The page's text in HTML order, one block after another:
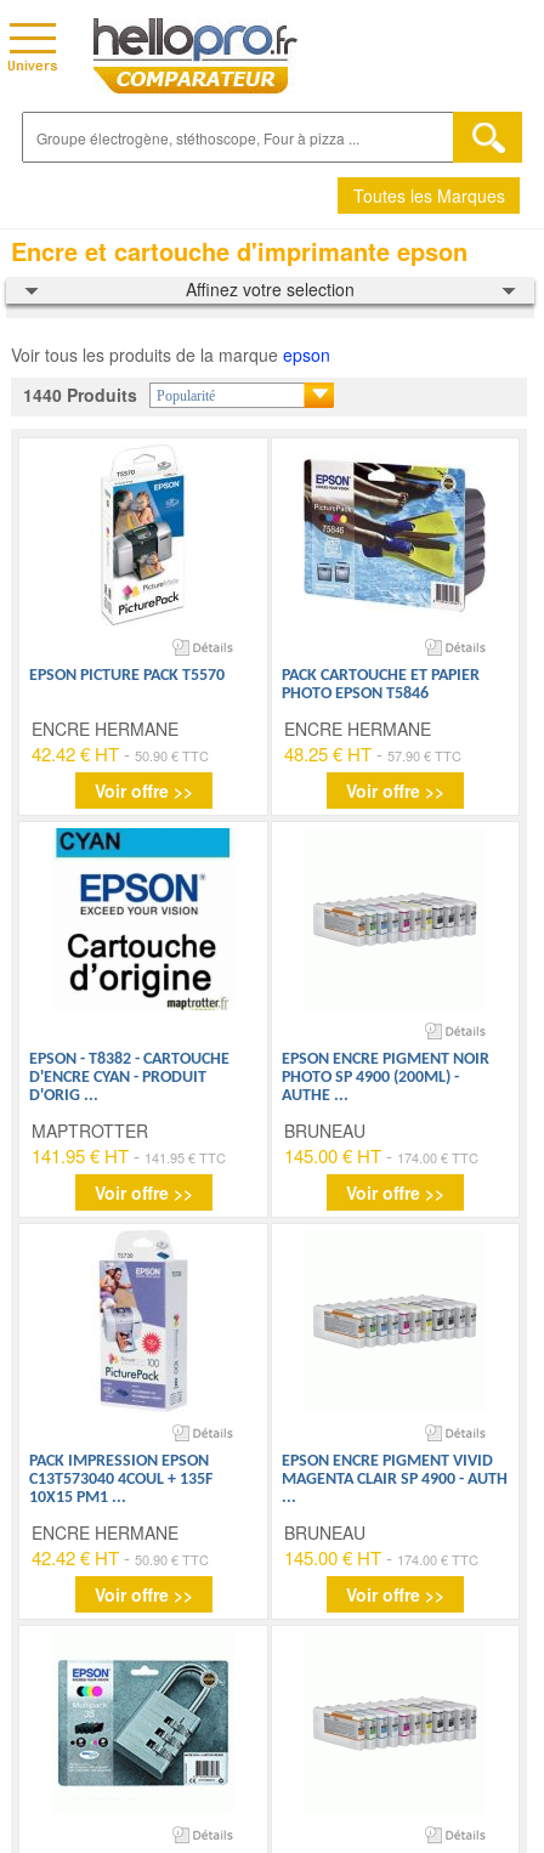
Toutes les Marques
Affinez votre selection
Encre et cartouche d'imprimante epson
Voir tous les produits de la marqueepson
1440 Produits
Popularité
EPSON PICTURE PACK T5570
ENCRE HERMANE
42.42 € HT -50.90 € TTC
Voir offre >>
PACK CARTOUCHE ET PAPIER
PHOTO EPSON T5846
ENCRE HERMANE
48.25 € HT- 57.90 € TTC
Voir offre >>
EPSON - T8382 - CARTOUCHE
D'ENCRE CYAN - PRODUIT
D'ORIG ...
MAPTROTTER
141.95 € HT - 141.95 € TTC
Voir offre >>
EPSON ENCRE PIGMENT NOIR
PHOTO SP 4900 (200ML) -
AUTHE ...
BRUNEAU
145.00 € HT- 174.00 € TTC
Voir offre >>
PACK IMPRESSION EPSON
C13T573040 4COUL + 135F
10X15 PM1 ...
ENCRE HERMANE
42.42 € HT -50.90 € TTC
Voir offre >>
EPSON ENCRE PIGMENT VIVID
MAGENTA CLAIR SP 4900 - AUTH
...
BRUNEAU
145.00 € HT- 174.00 € TTC
Voir offre >>